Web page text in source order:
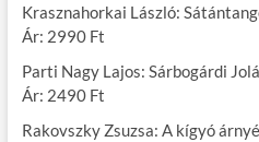
Krasznahorkai László:
Ár: 2990 Ft
Parti Nagy Lajos: Sárbogárdi
Ár: 2490 Ft
Rakovszky Zsuzsa: A kígyó